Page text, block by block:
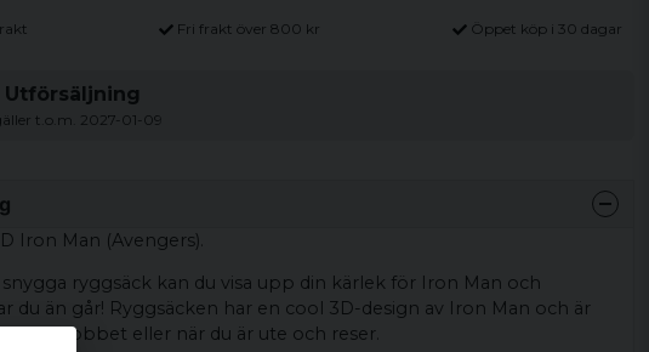
Fri frakt över 800 kr Öppet köp i 30 dagar
Utförsäljning
t.o.m. 2027-01-09
Iron Man (Avengers).
ryggsäck kan du visa upp din kärlek för Iron Man och
du än går! Ryggsäcken har en cool 3D-design av Iron Man och är
jobbet eller när du är ute och reser.